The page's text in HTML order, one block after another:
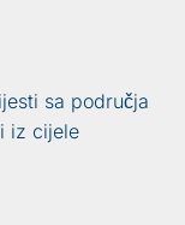
sa područja
iz cijele